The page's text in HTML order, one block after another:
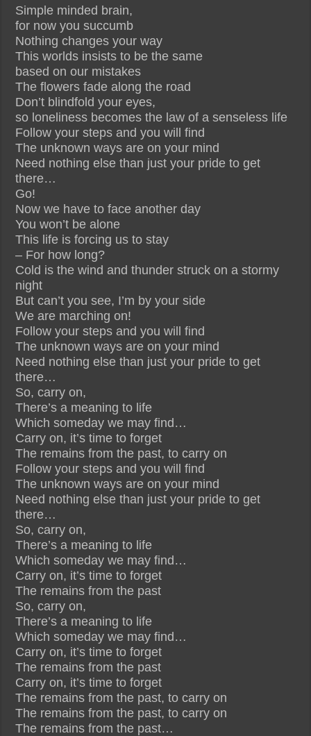
Simple minded brain,
for now you succumb
Nothing changes your way
This worlds insists to be the same
based on our mistakes
The flowers fade along the road
Don’t blindfold your eyes,
so loneliness becomes the law of a senseless life
Follow your steps and you will find
The unknown ways are on your mind
Need nothing else than just your pride to get
there…
Go!
Now we have to face another day
You won’t be alone
This life is forcing us to stay
– For how long?
Cold is the wind and thunder struck on a stormy
night
But can’t you see, I’m by your side
We are marching on!
Follow your steps and you will find
The unknown ways are on your mind
Need nothing else than just your pride to get
there…
So, carry on,
There’s a meaning to life
Which someday we may find…
Carry on, it’s time to forget
The remains from the past, to carry on
Follow your steps and you will find
The unknown ways are on your mind
Need nothing else than just your pride to get
there…
So, carry on,
There’s a meaning to life
Which someday we may find…
Carry on, it’s time to forget
The remains from the past
So, carry on,
There’s a meaning to life
Which someday we may find…
Carry on, it’s time to forget
The remains from the past
Carry on, it’s time to forget
The remains from the past, to carry on
The remains from the past, to carry on
The remains from the past…